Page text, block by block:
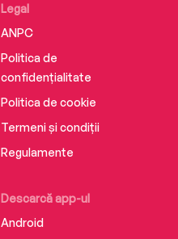
Descarcă app-ul
Android
Legal
ANPC
Politica de
confidențialitate
Politica de cookie
Termeni și condiții
Regulamente